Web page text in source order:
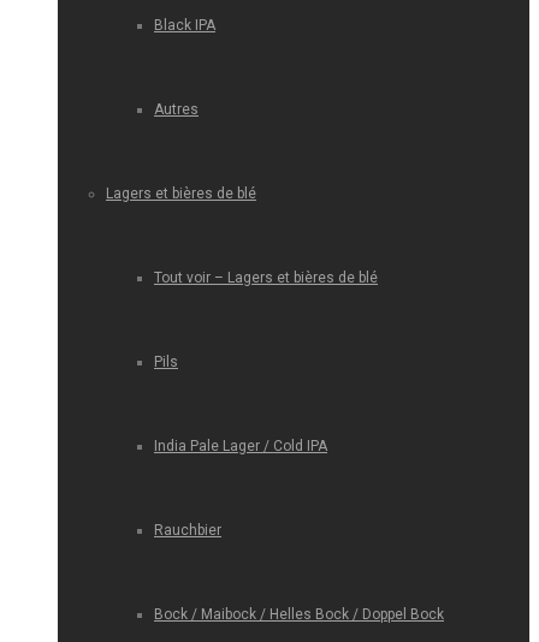
Black IPA
Autres
Lagers et bières de blé
Tout voir – Lagers et bières de blé
Pils
India Pale Lager / Cold IPA
Rauchbier
Bock / Maibock / Helles Bock / Doppel Bock